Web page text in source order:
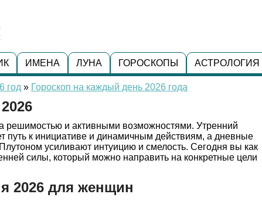
ИМЕНА ЛУНА ГОРОСКОПЫ АСТРОЛОГИЯ
год » Гороскоп на каждый день 2026 года
решимостью и активными возможностями. Утренний
путь к инициативе и динамичным действиям, а дневные
усиливают интуицию и смелость. Сегодня вы как
силы, который можно направить на конкретные цели
2026 для женщин